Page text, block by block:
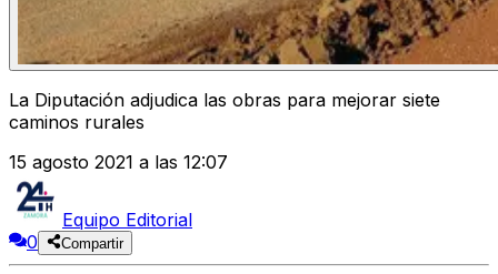
La Diputación adjudica las obras para mejorar siete
caminos rurales
15 agosto 2021 a las 12:07
Equipo Editorial
0
Compartir